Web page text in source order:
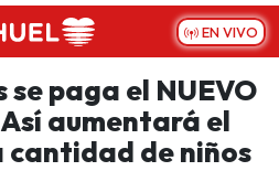
EN VIVO
se paga el NUEVO
aumentará el
cantidad de niños